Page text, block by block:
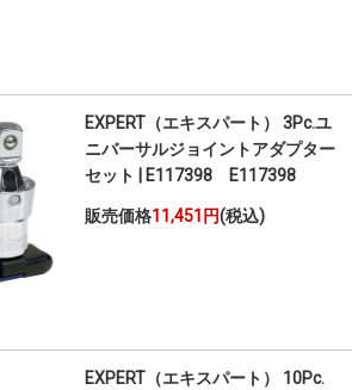
EXPERT（エキスパート） 3Pc.ユ
ニバーサルジョイントアダプター
セット | E117398 E117398
販売価格11,451円(税込)
EXPERT（エキスパート） 10Pc.